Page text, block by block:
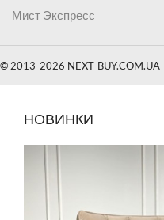
Мист Экспресс
© 2013-2026 NEXT-BUY.COM.UA
НОВИНКИ